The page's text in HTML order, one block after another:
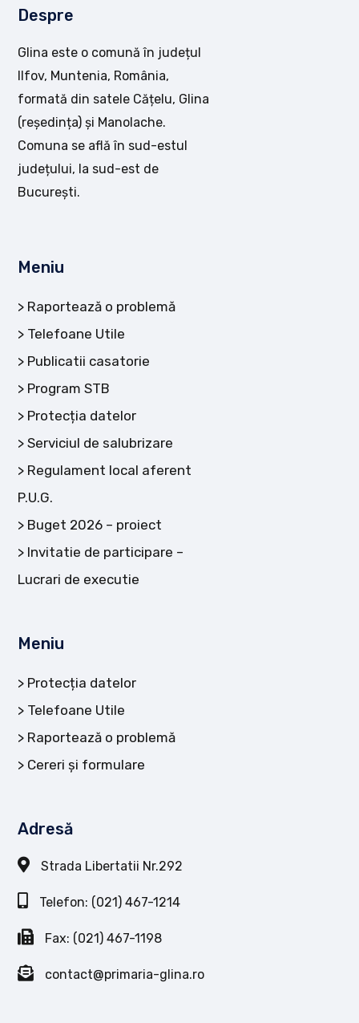
Despre
Glina este o comună în județul
Ilfov, Muntenia, România,
formată din satele Cățelu, Glina
(reședința) și Manolache.
Comuna se află în sud-estul
județului, la sud-est de
București.
Meniu
Raportează o problemă
Telefoane Utile
Publicatii casatorie
Program STB
Protecția datelor
Serviciul de salubrizare
Regulament local aferent
P.U.G.
Buget 2026 – proiect
Invitatie de participare –
Lucrari de executie
Meniu
Protecția datelor
Telefoane Utile
Raportează o problemă
Cereri și formulare
Adresă
Strada Libertatii Nr.292
Telefon: (021) 467-1214
Fax: (021) 467-1198
contact@primaria-glina.ro